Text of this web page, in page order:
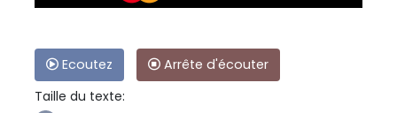
Ecoutez
Arrête d'écouter
Taille du texte: